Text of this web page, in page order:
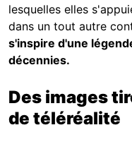
lesquelles elles
dans un tout autre
s'inspire d'une
décennies.
Des images
de téléréalité